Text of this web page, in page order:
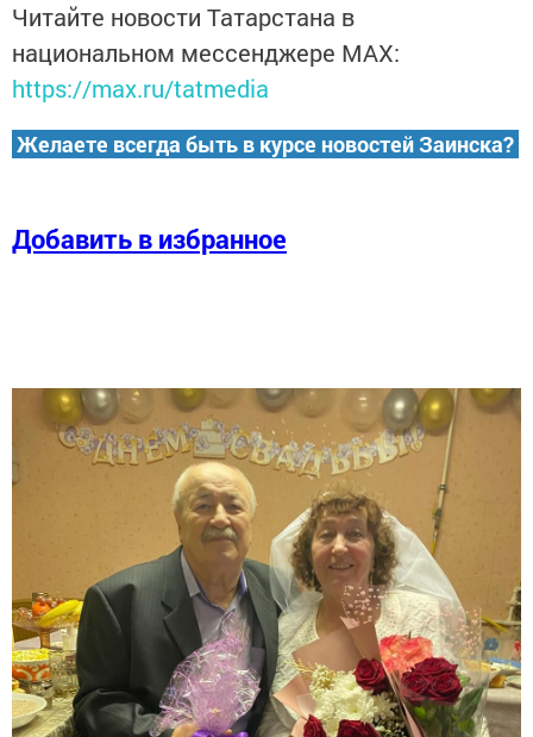
Читайте новости Татарстана в
национальном мессенджере MАХ:
https://max.ru/tatmedia
Желаете всегда быть в курсе новостей Заинска?
Добавить в избранное